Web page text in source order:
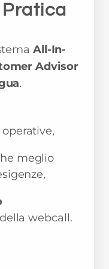
Pratica
All-In-
Advisor
.
operative,
meglio
webcall.